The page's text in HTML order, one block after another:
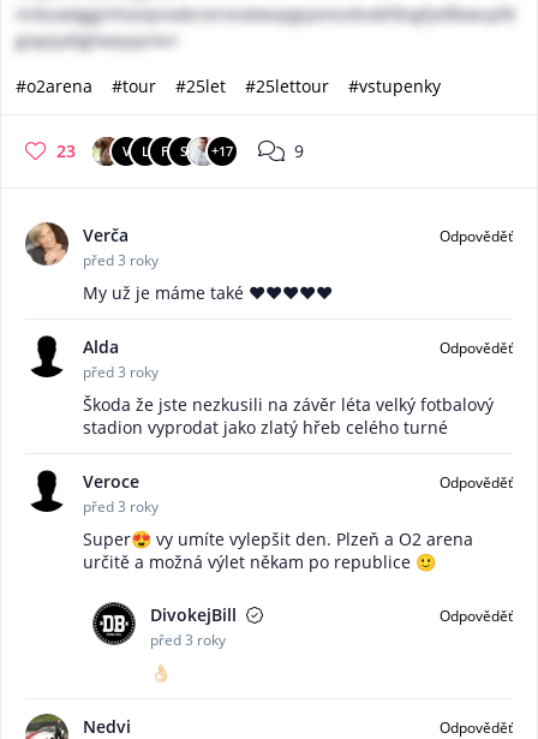
nnbuwlggjinhaiojreabcierxnatwspgiyorezdsobfdsgfyxfibwuyfd
giapijaltghwxyqrmrr
#o2arena
#tour #25let #25lettour #vstupenky
23 V L F S +17 9
Verča
Odpověděť
před 3 roky
My už je máme také ❤️❤️❤️❤️❤️
Alda
Odpověděť
před 3 roky
Škoda že jste nezkusili na závěr léta velký fotbalový
stadion vyprodat jako zlatý hřeb celého turné
Veroce
Odpověděť
před 3 roky
Super😍 vy umíte vylepšit den. Plzeň a O2 arena
určitě a možná výlet někam po republice 🙂
DivokejBill
Odpověděť
před 3 roky
👌🏻
Nedvi
Odpověděť